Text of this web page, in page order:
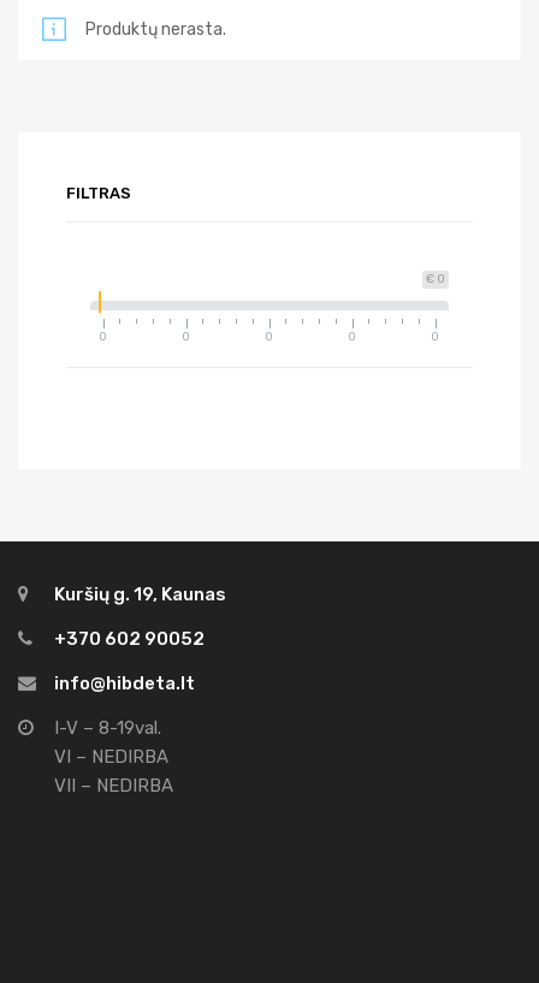
Produktų nerasta.
FILTRAS
€ 0
0 0 0 0 0
Kuršių g. 19, Kaunas
+370 602 90052
info@hibdeta.lt
I-V – 8-19val.
VI – NEDIRBA
VII – NEDIRBA